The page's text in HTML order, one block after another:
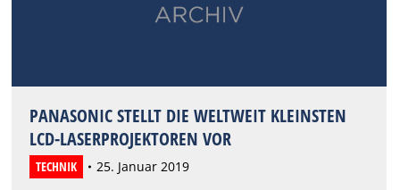
PANASONIC STELLT DIE WELTWEIT KLEINSTEN
LCD-LASERPROJEKTOREN VOR
TECHNIK 25. Januar 2019